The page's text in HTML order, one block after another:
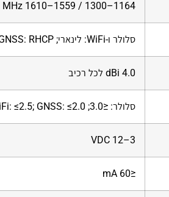
1164–1300 / 1559–1610 MHz
סלולר ו-WiFi: לינארי; GNSS: RHCP
4.0 dBi לכל רכיב
סלולר: ≤3.0; WiFi: ≤2.5; GNSS: ≤2.0
3–12 VDC
≤60 mA